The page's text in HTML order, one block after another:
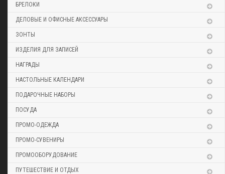
БРЕЛОКИ
ДЕЛОВЫЕ И ОФИСНЫЕ АКСЕССУАРЫ
ЗОНТЫ
ИЗДЕЛИЯ ДЛЯ ЗАПИСЕЙ
НАГРАДЫ
НАСТОЛЬНЫЕ КАЛЕНДАРИ
ПОДАРОЧНЫЕ НАБОРЫ
ПОСУДА
ПРОМО-ОДЕЖДА
ПРОМО-СУВЕНИРЫ
ПРОМООБОРУДОВАНИЕ
ПУТЕШЕСТВИЕ И ОТДЫХ